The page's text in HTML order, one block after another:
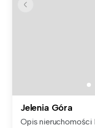
Jelenia Góra
Opis nieruchomości